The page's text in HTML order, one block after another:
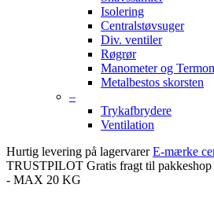
Isolering
Centralstøvsuger
Div. ventiler
Røgrør
Manometer og
Metalbestos skorsten
–
Trykafbrydere
Ventilation
Hurtig levering på lagervarer E-mærke
TRUSTPILOT Gratis fragt til
- MAX 20 KG